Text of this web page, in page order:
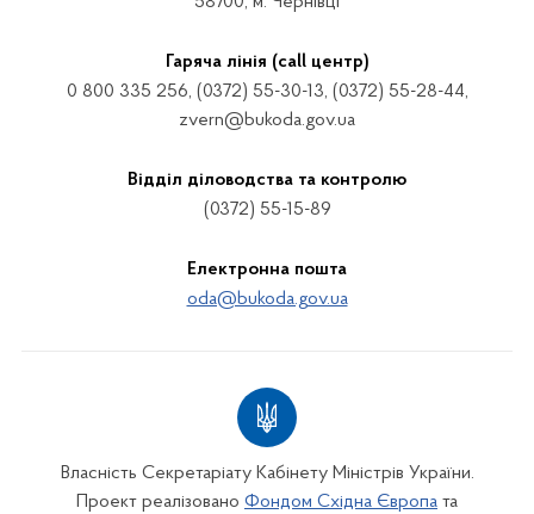
Гаряча лінія (call центр)
0 800 335 256, (0372) 55-30-13, (0372) 55-28-44,
zvern@bukoda.gov.ua
Відділ діловодства та контролю
(0372) 55-15-89
Електронна пошта
oda@bukoda.gov.ua
Власність Секретаріату Кабінету Міністрів України.
Проект реалізовано Фондом Східна Європа та